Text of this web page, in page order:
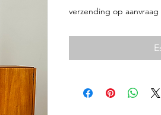
verzending op aanvraag